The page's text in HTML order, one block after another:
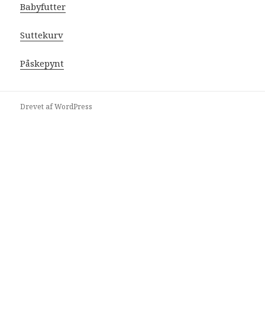
Babyfutter
Suttekurv
Påskepynt
Drevet af WordPress